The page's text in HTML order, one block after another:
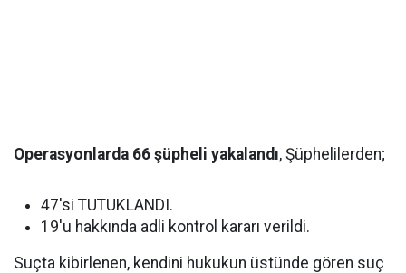
Operasyonlarda 66 şüpheli yakalandı, Şüphelilerden;
47'si TUTUKLANDI.
19'u hakkında adli kontrol kararı verildi.
Suçta kibirlenen, kendini hukukun üstünde gören suç